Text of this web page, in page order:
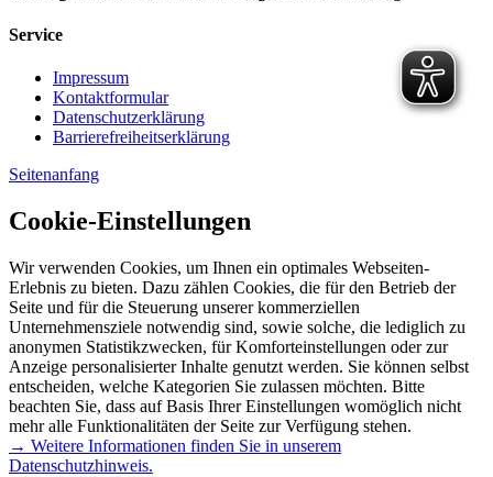
Service
Impressum
Kontaktformular
Datenschutzerklärung
Barrierefreiheitserklärung
Seitenanfang
Cookie-Einstellungen
Wir verwenden Cookies, um Ihnen ein optimales Webseiten-
Erlebnis zu bieten. Dazu zählen Cookies, die für den Betrieb der
Seite und für die Steuerung unserer kommerziellen
Unternehmensziele notwendig sind, sowie solche, die lediglich zu
anonymen Statistikzwecken, für Komforteinstellungen oder zur
Anzeige personalisierter Inhalte genutzt werden. Sie können selbst
entscheiden, welche Kategorien Sie zulassen möchten. Bitte
beachten Sie, dass auf Basis Ihrer Einstellungen womöglich nicht
mehr alle Funktionalitäten der Seite zur Verfügung stehen.
→ Weitere Informationen finden Sie in unserem
Datenschutzhinweis.